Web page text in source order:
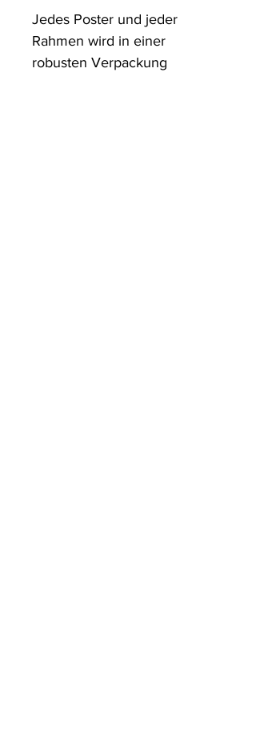
Jedes Poster und jeder
Rahmen wird in einer
robusten Verpackung